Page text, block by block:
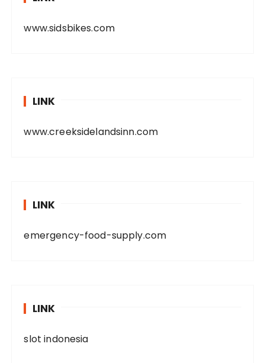
www.sidsbikes.com
LINK
www.creeksidelandsinn.com
LINK
emergency-food-supply.com
LINK
slot indonesia